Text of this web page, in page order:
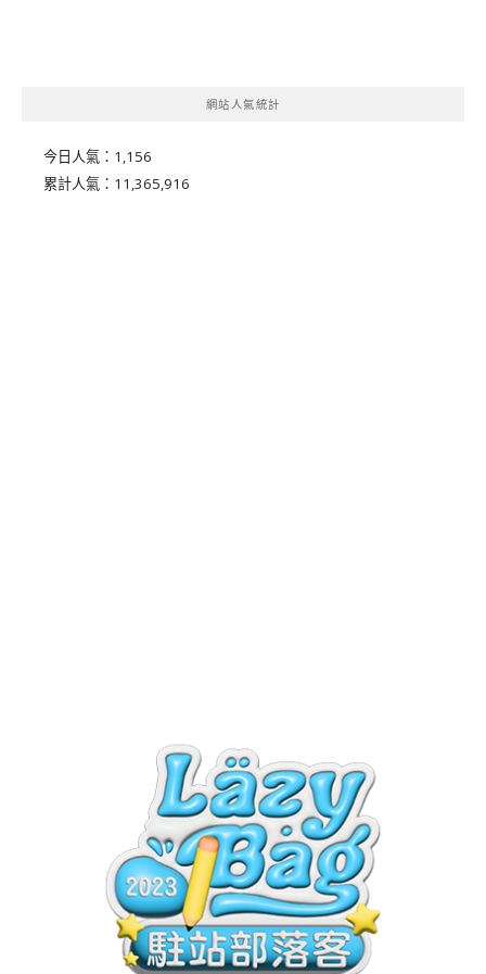
網站人氣統計
今日人氣： 1,156
累計人氣： 11,365,916